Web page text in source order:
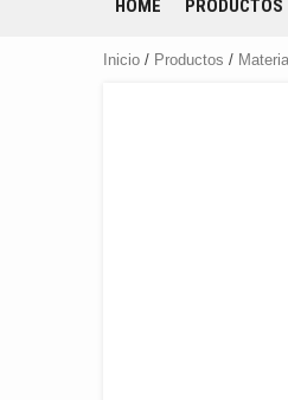
HOME PRODUCTOS
Inicio / Productos /